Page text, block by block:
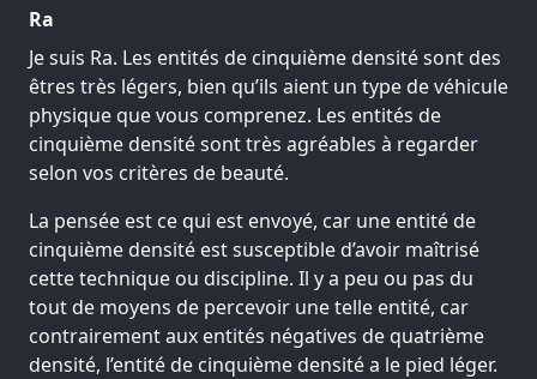
Ra
Je suis Ra. Les entités de cinquième densité sont des
êtres très légers, bien qu’ils aient un type de véhicule
physique que vous comprenez. Les entités de
cinquième densité sont très agréables à regarder
selon vos critères de beauté.
La pensée est ce qui est envoyé, car une entité de
cinquième densité est susceptible d’avoir maîtrisé
cette technique ou discipline. Il y a peu ou pas du
tout de moyens de percevoir une telle entité, car
contrairement aux entités négatives de quatrième
densité, l’entité de cinquième densité a le pied léger.